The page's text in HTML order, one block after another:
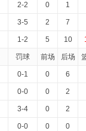
2-2 0 1
3-5 2 7
1-2 5 10
罚球 前场 后场
0-1 0 6
0-0 0 2
3-4 0 2
0-0 0 0